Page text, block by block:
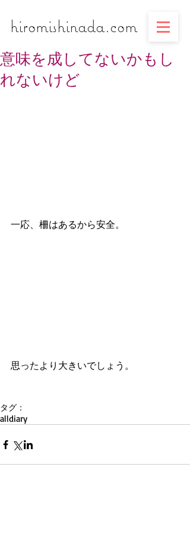
​​​​​​​hiromishinada.com
意味を成してないかもし
れないけど
一応、柵はあるから安全。
思ったより大きいでしょう。
タグ：
alldiary